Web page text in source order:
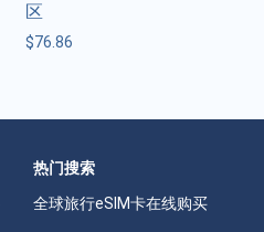
区
$76.86
热门搜索
全球旅行eSIM卡在线购买